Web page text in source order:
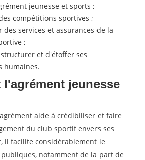
jeunesse et sports ;
compétitions sportives ;
des services et assurances de la
;
et d'étoffer ses
humaines.
jeunesse
aide à crédibiliser et faire
du club sportif envers ses
il facilite considérablement le
notamment de la part de